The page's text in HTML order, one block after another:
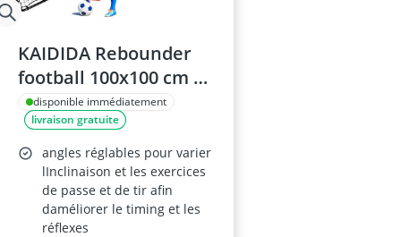
KAIDIDA Rebounder
football 100x100 cm –
filet de rebond
réglable (enfants,
adolescents et
adultes)
disponible immédiatement
livraison gratuite
angles réglables pour varier
lInclinaison et les exercices
de passe et de tir afin
daméliorer le timing et les
réflexes